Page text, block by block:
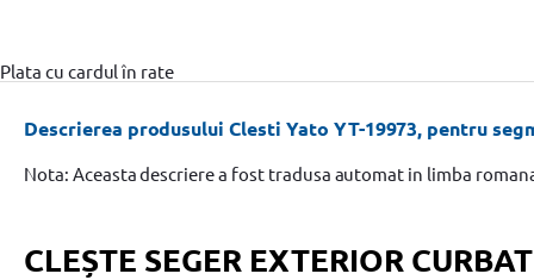
Plata cu cardul în rate
Descrierea produsului Clesti Yato YT-19973, pentru
Nota: Aceasta descriere a fost tradusa automat in limba
CLEȘTE SEGER EXTERIOR